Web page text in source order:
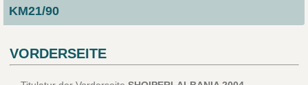
KM21/90
VORDERSEITE